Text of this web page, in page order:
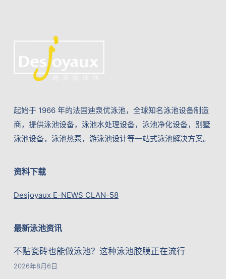
起始于 1966 年的法国迪泉优泳池，全球知名泳池设备制造
商，提供泳池设备，泳池水处理设备，泳池净化设备，别墅
泳池设备，泳池热泵，游泳池设计等一站式泳池解决方案。
资料下载
Desjoyaux E-NEWS CLAN-58
最新泳池资讯
不贴瓷砖也能做泳池？这种泳池胶膜正在流行
2026年8月6日